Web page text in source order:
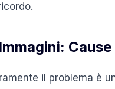
il problema è